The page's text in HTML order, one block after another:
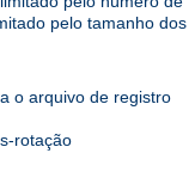
pelo tamanho dos
o arquivo de registro
rotação